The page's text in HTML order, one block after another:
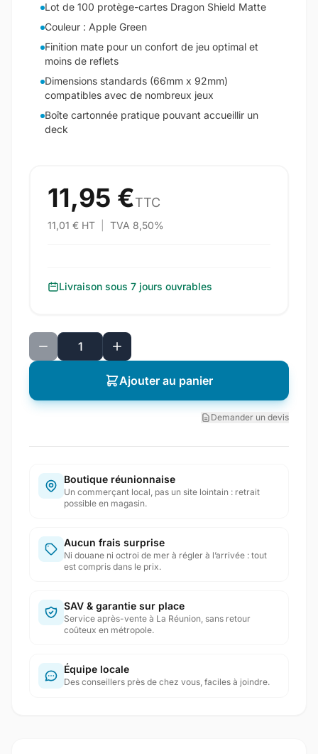
Lot de 100 protège-cartes Dragon Shield Matte
Couleur : Apple Green
Finition mate pour un confort de jeu optimal et
moins de reflets
Dimensions standards (66mm x 92mm)
compatibles avec de nombreux jeux
Boîte cartonnée pratique pouvant accueillir un
deck
11,95 €TTC
11,01 € HT TVA 8,50%
Livraison sous 7 jours ouvrables
Ajouter au panier
Demander un devis
Boutique réunionnaise
Un commerçant local, pas un site lointain : retrait
possible en magasin.
Aucun frais surprise
Ni douane ni octroi de mer à régler à l’arrivée : tout
est compris dans le prix.
SAV & garantie sur place
Service après-vente à La Réunion, sans retour
coûteux en métropole.
Équipe locale
Des conseillers près de chez vous, faciles à joindre.